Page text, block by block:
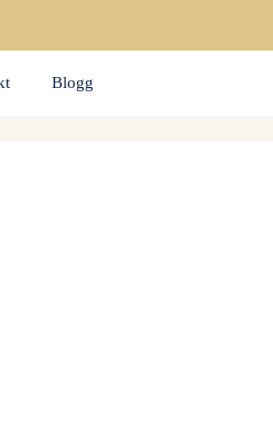
Blogg